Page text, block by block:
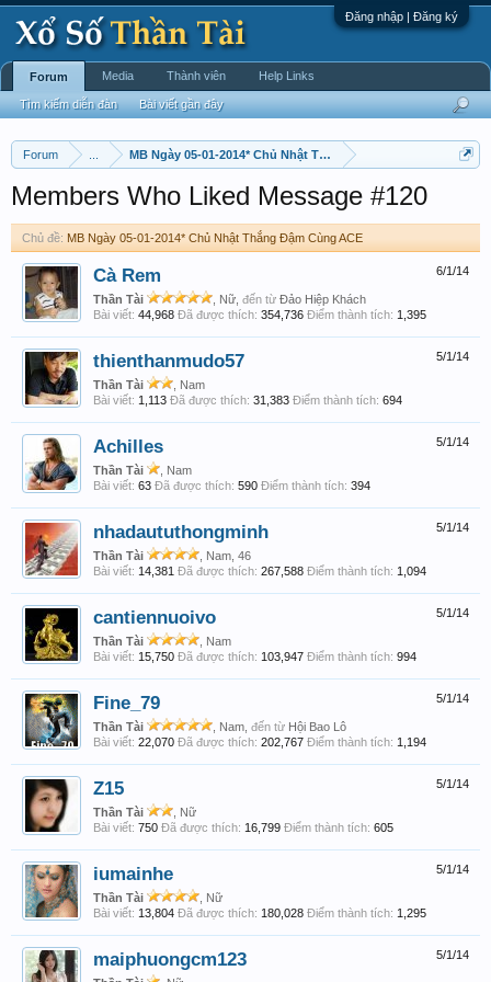
Đăng nhập | Đăng ký
Forum MB Ngày 05-01-2014* Chủ Nhật Thắng Đậm Cùng ACE
Members Who Liked Message #120
Chủ đề: MB Ngày 05-01-2014* Chủ Nhật Thắng Đậm Cùng ACE
6/1/14
Cà Rem
Thần Tài , Nữ, đến từ Đảo Hiệp Khách
Bài viết: 44,968 Đã được thích: 354,736 Điểm thành tích: 1,395
5/1/14
thienthanmudo57
Thần Tài
, Nam
Bài viết: 1,113 Đã được thích: 31,383 Điểm thành tích: 694
5/1/14
Achilles
Thần Tài
, Nam
Bài viết: 63 Đã được thích: 590 Điểm thành tích: 394
5/1/14
nhadaututhongminh
Thần Tài
, Nam, 46
Bài viết: 14,381 Đã được thích: 267,588 Điểm thành tích: 1,094
5/1/14
cantiennuoivo
Thần Tài
, Nam
Bài viết: 15,750 Đã được thích: 103,947 Điểm thành tích: 994
5/1/14
Fine_79
Thần Tài , Nam, đến từ Hội Bao Lô
Bài viết: 22,070 Đã được thích: 202,767 Điểm thành tích: 1,194
5/1/14
Z15
Thần Tài
, Nữ
Bài viết: 750 Đã được thích: 16,799 Điểm thành tích: 605
5/1/14
iumainhe
Thần Tài
, Nữ
Bài viết: 13,804 Đã được thích: 180,028 Điểm thành tích: 1,295
5/1/14
maiphuongcm123
Forum
Tìm kiếm diễn đàn Bài viết gần đây
Media Thành viên Help Links